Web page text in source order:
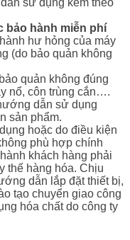
sử dụng kèm theo
hành miễn phí
hư hỏng của máy
(do bảo quản không
quản không đúng
nổ, côn trùng cắn….
dẫn sử dụng
sản phẩm.
hoặc do điều kiện
phù hợp chính
khách hàng phải
thế hàng hóa. Chịu
dẫn lắp đặt thiết bị,
tạo chuyển giao công
hóa chất do công ty